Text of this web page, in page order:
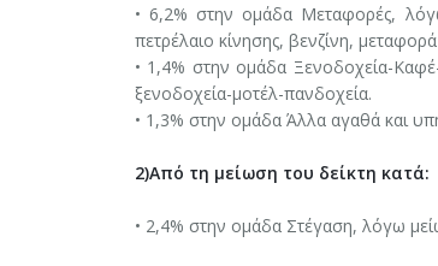
• 6,2% στην ομάδα Μεταφορές,
πετρέλαιο κίνησης, βενζίνη,
• 1,4% στην ομάδα Ξενοδοχεία-
ξενοδοχεία-μοτέλ-πανδοχεία.
• 1,3% στην ομάδα Άλλα αγαθά και
2)Από τη μείωση του δείκτη κατά:
• 2,4% στην ομάδα Στέγαση, λόγω